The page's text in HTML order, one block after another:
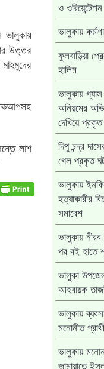
ভালুকায়
উত্তর
লাশ
ও
ভালুকায়
ফুলবাড়িয়া
হালিম
ভালুকায় গ্যাস
অনিয়মের
দেখিয়ে প্রকৃত
দিপু চন্দ্র
গেল প্রকৃত
ভালুকায়
হত্যাকারীর
সমাবেশ
ভালুকায় নীরব
পর বই হাতে
ভালুকা
আহবায়ক
ভালুকায়
মনোনীত
ভালুকায়
জামায়াতে